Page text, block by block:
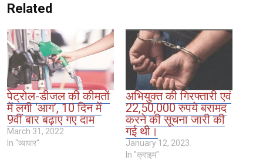
Related
पेट्रोल-डीजल की कीमतों
में लगी ‘आग’, 10 दिन में
9वीं बार बढ़ाए गए दाम
March 31, 2022
In "व्यापार"
अभियुक्त की गिरफ्तारी एवं
22,50,000 रुपये बरामद
करने की सूचना जारी की
गई थी।
January 12, 2023
In "क्राइम"